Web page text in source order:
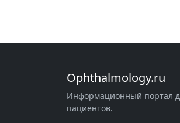
Ophthalmology.ru
Информационный портал
пациентов.